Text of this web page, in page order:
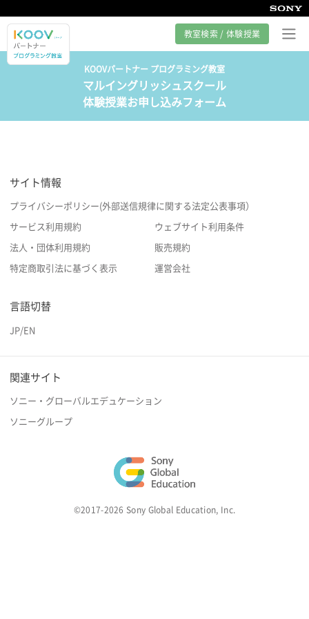
教室検索 / 体験授業
プログラミング教室とは
カリキュラム紹介
サポート
KOOVパートナー プログラミング教室
マルイングリッシュスクール
体験授業お申し込みフォーム
サイト情報
プライバシーポリシー(外部送信規律に関する法定公表事項）
サービス利用規約 ウェブサイト利用条件
法人・団体利用規約 販売規約
特定商取引法に基づく表示 運営会社
言語切替
JP/EN
関連サイト
ソニー・グローバルエデュケーション
ソニーグループ
©2017-2026 Sony Global Education, Inc.